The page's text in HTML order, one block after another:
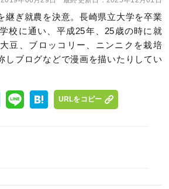
継ぎ就農を決意。長崎県立大学を卒業
校に通い、平成25年、25歳の時に就
豆、ブロッコリー、ニンニクを栽培
しブログなどで漫画を描いたりしてい
URLをコピー